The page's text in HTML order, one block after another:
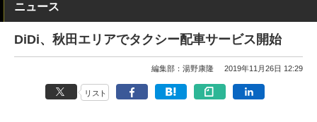
ニュース
DiDi、秋田エリアでタクシー配車サービス開始
編集部：湯野康隆 2019年11月26日 12:29
リスト